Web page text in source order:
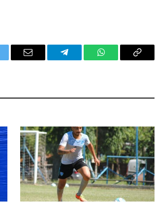
Email Telegram WhatsAppCopy